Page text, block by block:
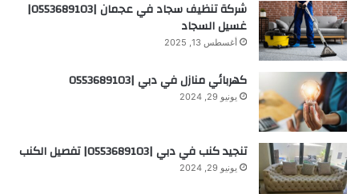
شركة تنظيف سجاد في عجمان |0553689103|
غسيل السجاد
أغسطس 13, 2025
كهربائي منازل في دبي |0553689103
يونيو 29, 2024
تنجيد كنب في دبي |0553689103| تفصيل الكنب
يونيو 29, 2024